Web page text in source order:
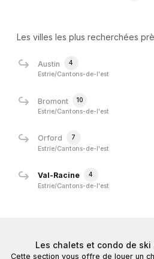
Les villes les plus recherchées
Austin
4
Estrie/Cantons-de-l'est
Bromont
10
Estrie/Cantons-de-l'est
Orford
7
Estrie/Cantons-de-l'est
Val-Racine
4
Estrie/Cantons-de-l'est
Les chalets et condo de ski
Cette section vous offre de louer un